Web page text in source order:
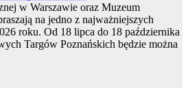
w Warszawie oraz Muzeum
na jedno z najważniejszych
roku. Od 18 lipca do 18 października
Targów Poznańskich będzie można